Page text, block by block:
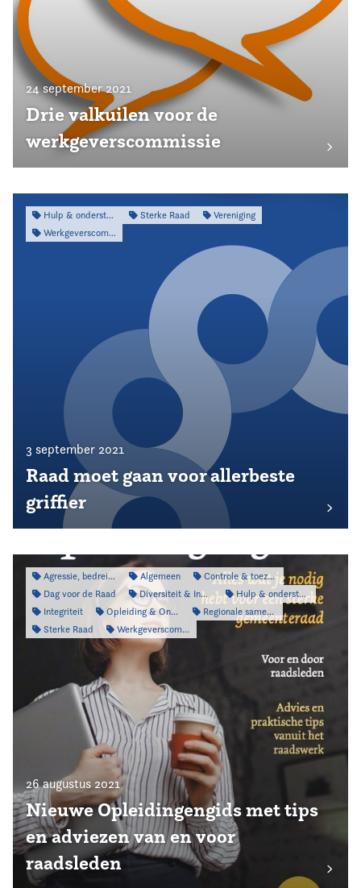
24 september 2021
Drie valkuilen voor de
werkgeverscommissie
Hulp & ondersteuning Sterke Raad
Vereniging
Werkgeverscommissie
3 september 2021
Raad moet gaan voor allerbeste
griffier
Agressie, bedreiging & intimidatie Algemeen
Controle & toezicht
Dag voor de Raad
Diversiteit & Inclusiviteit
Hulp & ondersteuning
Integriteit
Opleiding & Ontwikkeling
Regionale samenwerking
Sterke Raad
Werkgeverscommissie
26 augustus 2021
Nieuwe Opleidingengids met tips
en adviezen van en voor
raadsleden